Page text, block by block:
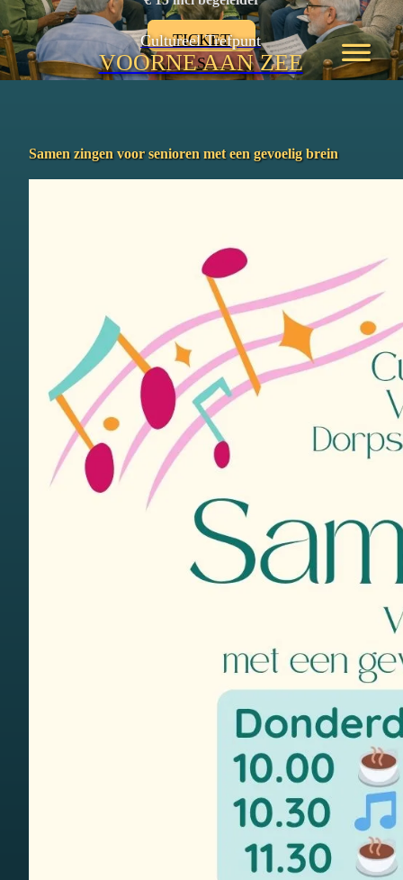
Cultureel Trefpunt
VOORNE AAN ZEE
TICKET
S
Samen zingen voor senioren met een gevoelig brein